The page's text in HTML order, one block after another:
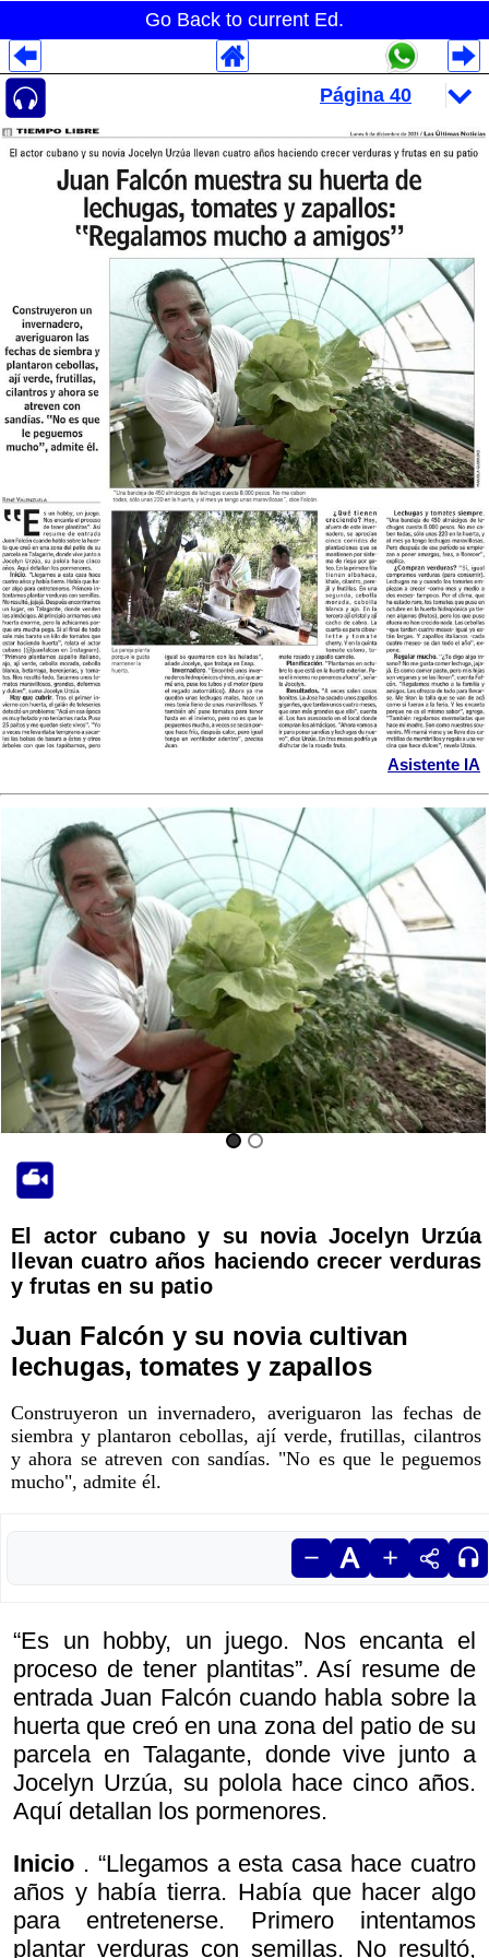
Go Back to current Ed.
Asistente IA
El actor cubano y su novia Jocelyn Urzúa
llevan cuatro años haciendo crecer verduras
y frutas en su patio
Juan Falcón y su novia cultivan
lechugas, tomates y zapallos
Construyeron un invernadero, averiguaron las fechas de
siembra y plantaron cebollas, ají verde, frutillas, cilantros
y ahora se atreven con sandías. "No es que le peguemos
mucho", admite él.
“Es un hobby, un juego. Nos encanta el
proceso de tener plantitas”. Así resume de
entrada Juan Falcón cuando habla sobre la
huerta que creó en una zona del patio de su
parcela en Talagante, donde vive junto a
Jocelyn Urzúa, su polola hace cinco años.
Aquí detallan los pormenores.
Inicio . “Llegamos a esta casa hace cuatro
años y había tierra. Había que hacer algo
para entretenerse. Primero intentamos
plantar verduras con semillas. No resultó,
Despliegues Analytics
Despliegues Totales
Despliegues por Rubros